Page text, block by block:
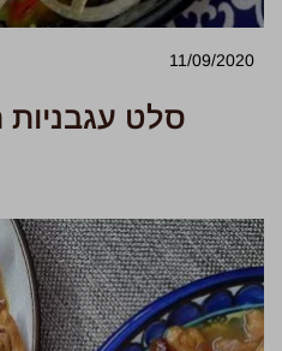
11/09/2020
סלט עגבניות